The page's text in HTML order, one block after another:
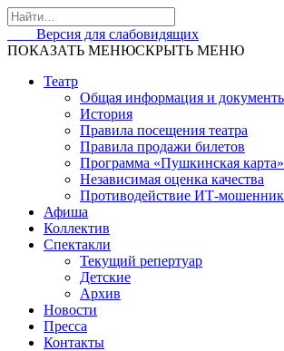
Skip
to
content
Версия для слабовидящих
ПОКАЗАТЬ МЕНЮСКРЫТЬ МЕНЮ
Театр
Общая информация и
История
Правила посещения театра
Правила продажи билетов
Программа «Пушкинская карта»
Независимая оценка качества
Противодействие ИТ-
Афиша
Коллектив
Спектакли
Текущий репертуар
Детские
Архив
Новости
Пресса
Контакты